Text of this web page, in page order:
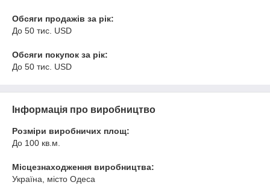
Обсяги продажів за рік:
До 50 тис. USD
Обсяги покупок за рік:
До 50 тис. USD
Інформація про виробництво
Розміри виробничих площ:
До 100 кв.м.
Місцезнаходження виробництва:
Україна, місто Одеса